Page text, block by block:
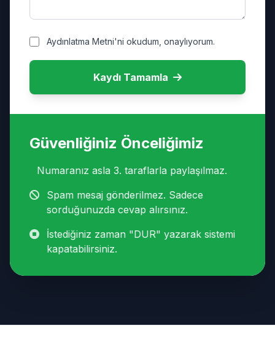
Aydınlatma Metni'ni okudum, onaylıyorum.
Kaydı Tamamla
Güvenliğiniz Önceliğimiz
Numaranız asla 3. taraflarla paylaşılmaz.
Spam mesaj gönderilmez. Sadece
sorduğunuzda cevap alırsınız.
İstediğiniz zaman "DUR" yazarak sistemi
kapatabilirsiniz.